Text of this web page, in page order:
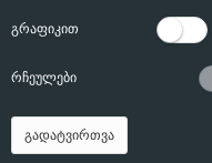
გრაფიკით
რჩეულები
გადატვირთვა